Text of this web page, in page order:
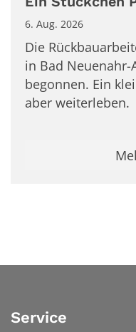
6. Aug. 2026
Die
in Bad
begonnen. Ein
aber weiterleben.
Service